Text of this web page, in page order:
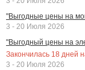
"Выгодные цены на
3 - 20 Июля 2026
"Выгодный цены на
Закончилась 18 дней
3 - 20 Июля 2026